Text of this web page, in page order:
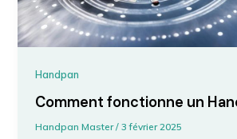
Handpan
Comment fonctionne un
Handpan Master/3 février 2025